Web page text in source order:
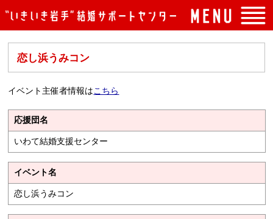
トップページ
イベント案内
よくある質問
センターの概要
お問い合わせ
恋し浜うみコン
イベント主催者情報はこちら
応援団名
いわて結婚支援センター
イベント名
恋し浜うみコン